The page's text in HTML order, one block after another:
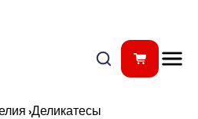
›Деликатесы